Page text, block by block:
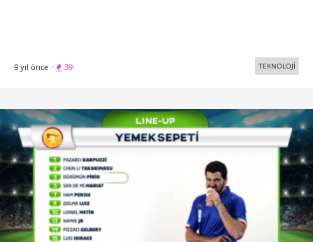
9 yıl önce · 39 TEKNOLOJİ